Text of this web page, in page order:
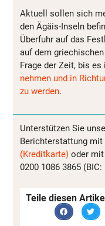
Aktuell sollen sich
den Ägäis-Inseln
Überfuhr auf das
auf dem
Frage der Zeit, bis
nehmen und in
zu werden.
Unterstützen Sie
Berichterstattung mit
(Kreditkarte) oder mit
0200 1086 3865
Teile diesen Artikel